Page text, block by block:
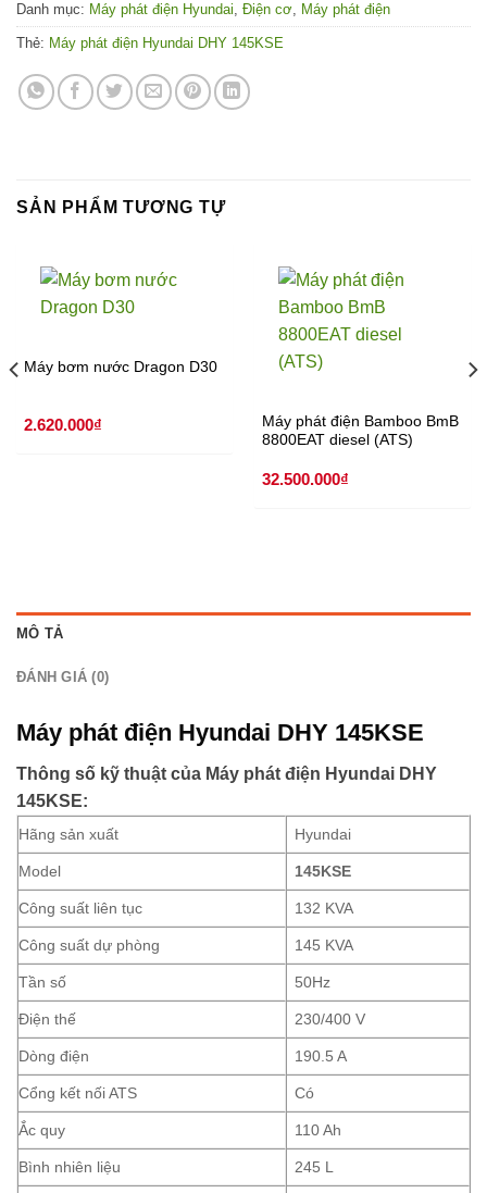
Danh mục: Máy phát điện Hyundai, Điện cơ, Máy phát điện
Thẻ: Máy phát điện Hyundai DHY 145KSE
SẢN PHẨM TƯƠNG TỰ
Máy bơm nước Dragon D30
2.620.000₫
Máy phát điện Bamboo BmB
8800EAT diesel (ATS)
32.500.000₫
MÔ TẢ
ĐÁNH GIÁ (0)
Máy phát điện Hyundai DHY 145KSE
Thông số kỹ thuật của Máy phát điện Hyundai DHY
145KSE:
Hãng sản xuất Hyundai
Model 145KSE
Công suất liên tục 132 KVA
Công suất dự phòng 145 KVA
Tần số 50Hz
Điện thế 230/400 V
Dòng điện 190.5 A
Cổng kết nối ATS Có
Ắc quy 110 Ah
Bình nhiên liệu 245 L